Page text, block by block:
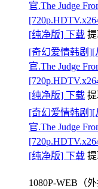
官.The Judge
[纯净版] 下载 提
[奇幻爱情韩剧][
官.The Judge
[纯净版] 下载 提
[奇幻爱情韩剧][
官.The Judge
[纯净版] 下载 提
1080P-WEB（